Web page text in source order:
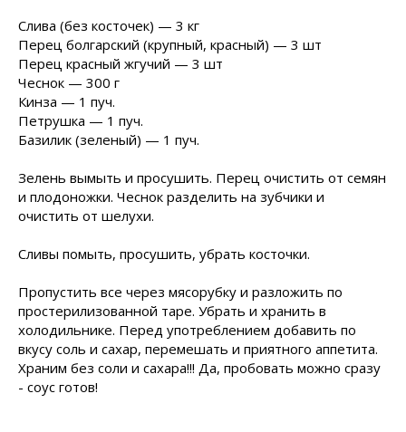
Слива (без косточек) — 3 кг
Перец болгарский (крупный, красный) — 3 шт
Перец красный жгучий — 3 шт
Чеснок — 300 г
Кинза — 1 пуч.
Петрушка — 1 пуч.
Базилик (зеленый) — 1 пуч.
Зелень вымыть и просушить. Перец очистить от семян
и плодоножки. Чеснок разделить на зубчики и
очистить от шелухи.
Сливы помыть, просушить, убрать косточки.
Пропустить все через мясорубку и разложить по
простерилизованной таре. Убрать и хранить в
холодильнике. Перед употреблением добавить по
вкусу соль и сахар, перемешать и приятного аппетита.
Храним без соли и сахара!!! Да, пробовать можно сразу
- соус готов!